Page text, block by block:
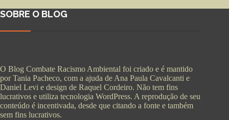
SOBRE O BLOG
O Blog Combate Racismo Ambiental foi criado e é mantido
por Tania Pacheco, com a ajuda de Ana Paula Cavalcanti e
Daniel Levi e design de Raquel Cordeiro. Não tem fins
lucrativos e utiliza tecnologia WordPress. A reprodução de seu
conteúdo é incentivada, desde que citando a fonte e também
sem fins lucrativos.